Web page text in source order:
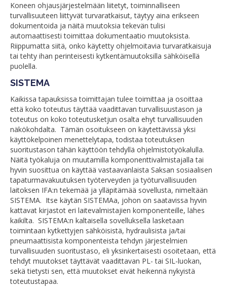
Koneen ohjausjärjestelmään liitetyt, toiminnalliseen
turvallisuuteen liittyvät turvaratkaisut, täytyy aina erikseen
dokumentoida ja näitä muutoksia tekevän tulisi
automaattisesti toimittaa dokumentaatio muutoksista.
Riippumatta siitä, onko käytetty ohjelmoitavia turvaratkaisuja
tai tehty ihan perinteisesti kytkentämuutoksilla sähköisellä
puolella.
SISTEMA
Kaikissa tapauksissa toimittajan tulee toimittaa ja osoittaa
että koko toteutus täyttää vaadittavan turvallisuustason ja
toteutus on koko toteutusketjun osalta ehyt turvallisuuden
näkökohdalta. Tämän osoitukseen on käytettävissä yksi
käyttökelpoinen menettelytapa, todistaa toteutuksen
suoritustason tähän käyttöön tehdyllä ohjelmistotyökalulla.
Näitä työkaluja on muutamilla komponenttivalmistajalla tai
hyvin suosittua on käyttää vastaavanlaista Saksan sosiaalisen
tapaturmavakuutuksen työterveyden ja työturvallisuuden
laitoksen IFA:n tekemää ja ylläpitämää sovellusta, nimeltään
SISTEMA. Itse käytän SISTEMAa, johon on saatavissa hyvin
kattavat kirjastot eri laitevalmistajien komponenteille, lähes
kaikilta. SISTEMA:n kaltaisella sovelluksella lasketaan
toimintaan kytkettyjen sähköisistä, hydraulisista ja/tai
pneumaattisista komponenteista tehdyn järjestelmien
turvallisuuden suoritustaso, eli yksinkertaisesti osoitetaan, että
tehdyt muutokset täyttävät vaadittavan PL- tai SIL-luokan,
sekä tietysti sen, että muutokset eivät heikennä nykyistä
toteutustapaa.